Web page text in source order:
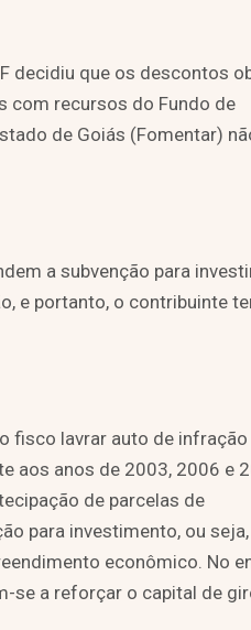
decidiu que os descontos
com recursos do Fundo de
de Goiás (Fomentar)
a subvenção para
e portanto, o contribuinte
fisco lavrar auto de infração
aos anos de 2003, 2006 e
de parcelas de
para investimento, ou seja,
econômico. No
se a reforçar o capital de